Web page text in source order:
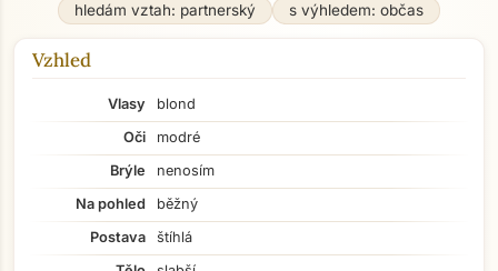
hledám vztah: partnerský
s výhledem: občas
Vzhled
Vlasy
blond
Oči
modré
Brýle
nenosím
Na pohled
běžný
Postava
štíhlá